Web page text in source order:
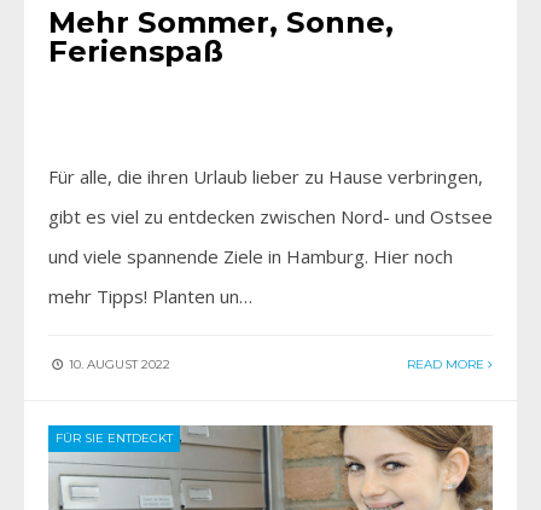
Mehr Sommer, Sonne,
Ferienspaß
Für alle, die ihren Urlaub lieber zu Hause verbringen,
gibt es viel zu entdecken zwischen Nord- und Ostsee
und viele spannende Ziele in Hamburg. Hier noch
mehr Tipps! Planten un…
10. AUGUST 2022 READ MORE
FÜR SIE ENTDECKT